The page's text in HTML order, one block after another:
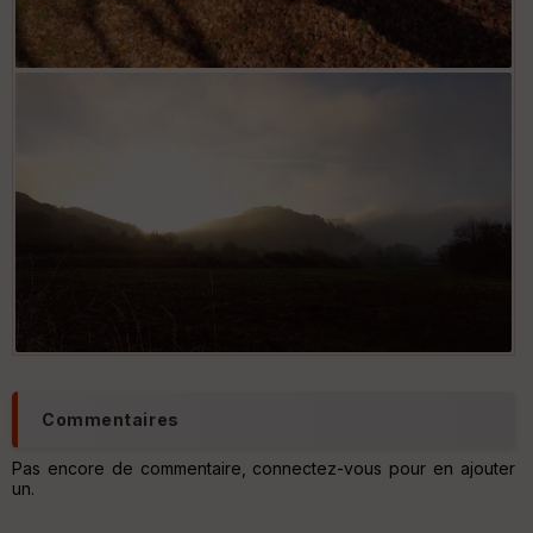
S
s
e
Commentaires
Pas encore de commentaire, connectez-vous pour en ajouter
un.